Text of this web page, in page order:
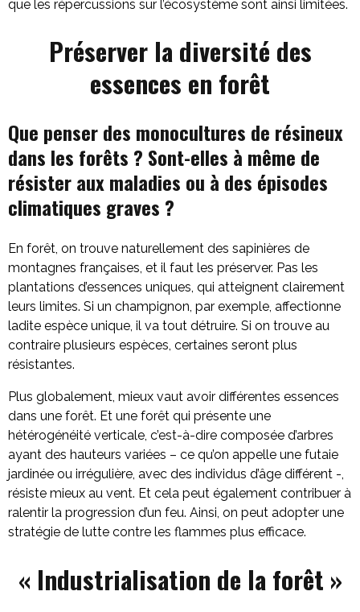
que les répercussions sur l’écosystème sont ainsi limitées.
Préserver la diversité des
essences en forêt
Que penser des monocultures de résineux
dans les forêts ? Sont-elles à même de
résister aux maladies ou à des épisodes
climatiques graves ?
En forêt, on trouve naturellement des sapinières de
montagnes françaises, et il faut les préserver. Pas les
plantations d’essences uniques, qui atteignent clairement
leurs limites. Si un champignon, par exemple, affectionne
ladite espèce unique, il va tout détruire. Si on trouve au
contraire plusieurs espèces, certaines seront plus
résistantes.
Plus globalement, mieux vaut avoir différentes essences
dans une forêt. Et une forêt qui présente une
hétérogénéité verticale, c’est-à-dire composée d’arbres
ayant des hauteurs variées – ce qu’on appelle une futaie
jardinée ou irrégulière, avec des individus d’âge différent -,
résiste mieux au vent. Et cela peut également contribuer à
ralentir la progression d’un feu. Ainsi, on peut adopter une
stratégie de lutte contre les flammes plus efficace.
« Industrialisation de la forêt »